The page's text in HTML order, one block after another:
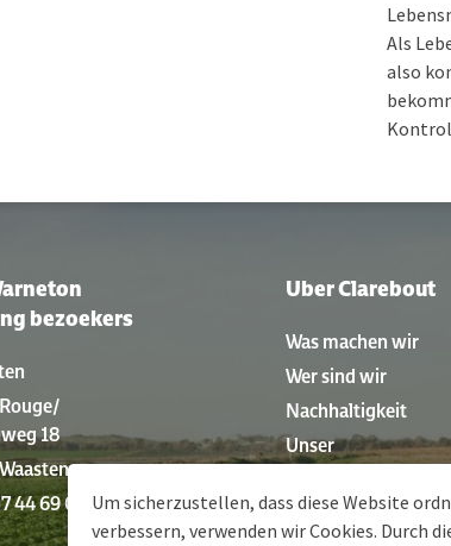
Als
also
bezoekers
18
44 69 01
Uber Clarebout
Was machen wir
Wer sind wir
Nachhaltigkeit
Unser
Geschichte
Um sicherzustellen, dass diese Website
verbessern, verwenden wir Cookies. Durch